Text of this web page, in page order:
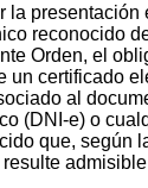
la
reconocido
Orden, el
un certificado
al
(DNI-e) o
que, según